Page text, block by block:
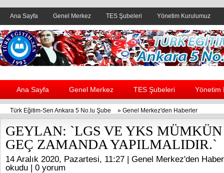
Ana Sayfa Genel Merkez TES Şubeleri Yönetim Kurulumuz
Header yanı reklam alanı
Ana Sayfa Genel Merkez TES Şubeleri Yönetim
Türk Eğitim-Sen Ankara 5 No.lu Şube » Genel Merkez'den Haberler
GEYLAN: `LGS VE YKS
GEÇ ZAMANDA YAPILMALIDIR.`
14 Aralık 2020, Pazartesi, 11:27 | Genel Merkez'den
okudu | 0 yorum